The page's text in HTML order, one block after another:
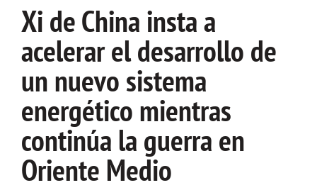
Xi de China insta a
acelerar el desarrollo de
un nuevo sistema
energético mientras
continúa la guerra en
Oriente Medio